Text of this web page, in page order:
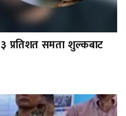
३ प्रतिशत समता शुल्कबाट